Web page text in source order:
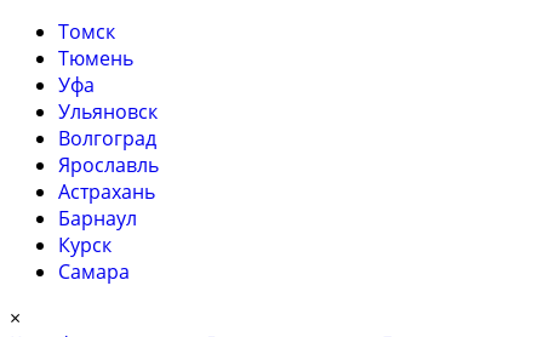
Томск
Тюмень
Уфа
Ульяновск
Волгоград
Ярославль
Астрахань
Барнаул
Курск
Самара
×